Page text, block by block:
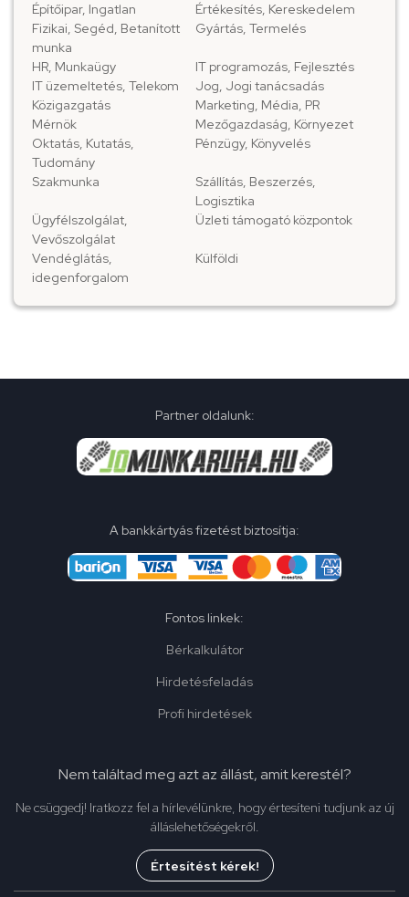
Építőipar, Ingatlan
Értékesítés, Kereskedelem
Fizikai, Segéd, Betanított
munka
Gyártás, Termelés
HR, Munkaügy
IT programozás, Fejlesztés
IT üzemeltetés, Telekom
Jog, Jogi tanácsadás
Közigazgatás
Marketing, Média, PR
Mérnök
Mezőgazdaság, Környezet
Oktatás, Kutatás,
Tudomány
Pénzügy, Könyvelés
Szakmunka
Szállítás, Beszerzés,
Logisztika
Ügyfélszolgálat,
Vevőszolgálat
Üzleti támogató központok
Vendéglátás,
idegenforgalom
Külföldi
Partner oldalunk:
A bankkártyás fizetést biztosítja:
Fontos linkek:
Bérkalkulátor
Hirdetésfeladás
Profi hirdetések
Nem találtad meg azt az állást, amit kerestél?
Ne csüggedj! Iratkozz fel a hírlevélünkre, hogy értesíteni tudjunk az új
álláslehetőségekről.
Értesítést kérek!